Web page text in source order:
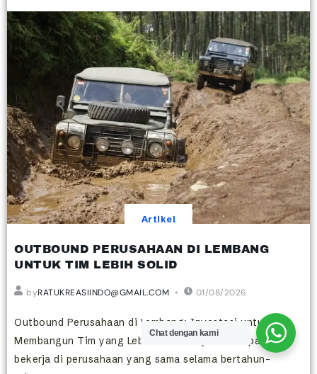
Artikel
OUTBOUND PERUSAHAAN DI LEMBANG
UNTUK TIM LEBIH SOLID
byRATUKREASIINDO@GMAIL.COM 01/08/2026
Outbound Perusahaan di Lembang: Investasi untuk
Membangun Tim yang Lebih Solid Karyawan dapat
bekerja di perusahaan yang sama selama bertahun-
Chat dengan kami